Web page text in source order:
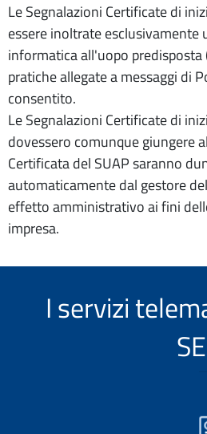
Le Segnalazioni Certificate di
essere inoltrate esclusivamente
informatica all'uopo
pratiche allegate a messaggi di
consentito.
Le Segnalazioni Certificate di
dovessero comunque giungere
Certificata del SUAP saranno
automaticamente dal gestore
effetto amministrativo ai fini
impresa.
I servizi